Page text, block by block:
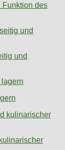
Funktion des
und